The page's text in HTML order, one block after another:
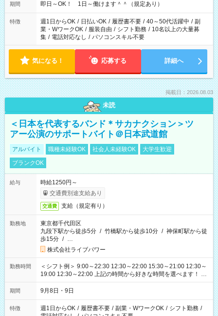
期間 即日～OK！ 1日～働けます＾＾（規定あり）
特徴 週1日からOK / 日払いOK / 履歴書不要 / 40～50代活躍中 / 副
業・WワークOK / 服装自由 / シフト勤務 / 10名以上の大量募
集 / 電話対応なし / パソコンスキル不要
気になる！ 応募する 詳細へ
掲載日：2026.08.03
未読
＜日本を代表するバンド＊サカナクション＞ツ
アー公演のサポートバイト＠日本武道館
アルバイト 職種未経験OK 社会人未経験OK
大学生歓迎
ブランクOK
給与
時給1250円～
交通費別途支給あり
交通費 支給（規定有り）
勤務地
東京都千代田区
九段下駅から徒歩5分 / 竹橋駅から徒歩10分 / 神保町駅から徒
歩15分 / …
株式会社ライブパワー
勤務時間
＜シフト例＞ 9:00～22:30 12:30～22:00 15:30～21:00 12:30～
19:00 12:30～22:00 上記の時間から好きな時間を選べます！ ※
時間は変更となる可能性があります
期間 9月8日・9日
特徴 週1日からOK / 履歴書不要 / 副業・WワークOK / シフト勤務 /